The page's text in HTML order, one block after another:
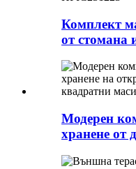
Комплект
от стомана
Модерен
хранене от